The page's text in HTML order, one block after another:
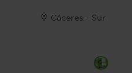
Cáceres - Sur